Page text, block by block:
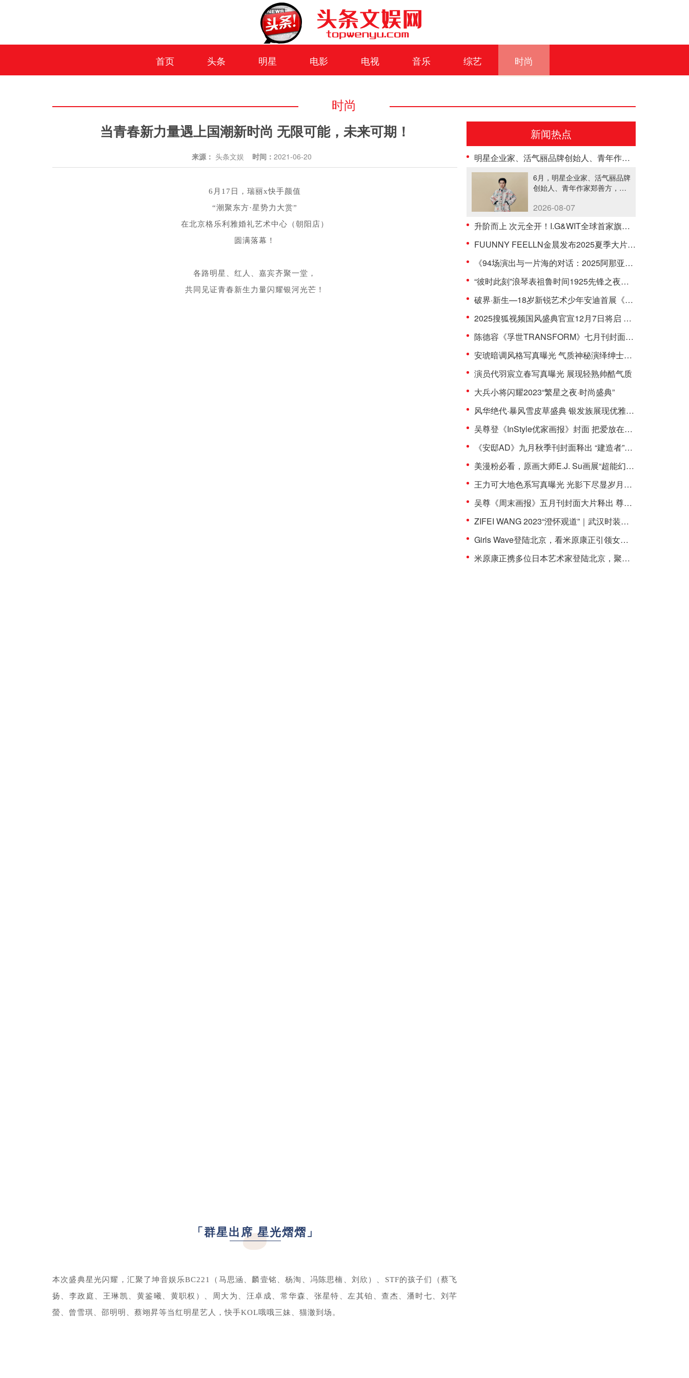
首页 头条 明星 电影 电视 音乐 综艺 时尚
时尚
当青春新力量遇上国潮新时尚 无限可能，未来可期！
来源： 头条文娱 时间： 2021-06-20
6月17日，瑞丽x快手颜值
“潮聚东方·星势力大赏”
在北京格乐利雅婚礼艺术中心（朝阳店）
圆满落幕！
各路明星、红人、嘉宾齐聚一堂，
共同见证青春新生力量闪耀银河光芒！
「群星出席 星光熠熠」
本次盛典星光闪耀，汇聚了坤音娱乐BC221（马思涵、麟壹铭、杨淘、冯陈思楠、刘欣）、STF的孩子们（蔡飞
扬、李政庭、王琳凯、黄鉴曦、黄职权）、周大为、汪卓成、常华森、张星特、左其铂、查杰、潘时七、刘芊
螢、曾雪琪、邵明明、蔡翊昇等当红明星艺人，快手KOL哦哦三妹、猫澈到场。
新闻热点
明星企业家、活气丽品牌创始人、青年作家郑善方荣登《势界POWERCIRCLES》6月刊
6月，明星企业家、活气丽品牌
创始人、青年作家郑善方，以
2026-08-07
升阶而上 次元全开！I.G&WIT全球首家旗舰店新年焕新开业
FUUNNY FEELLN金晨发布2025夏季大片「自由态度」
《94场演出与一片海的对话：2025阿那亚戏剧节五年艺术征程再出发》
“彼时此刻”浪琴表祖鲁时间1925先锋之夜暨沉浸式体验
破界·新生—18岁新锐艺术少年安迪首展《andy·wu 未定义》
2025搜狐视频国风盛典官宣12月7日将启 关注流直播汉服舞乐之美
陈德容《孚世TRANSFORM》七月刊封面曝光，双面造型演绎经典之美
安琥暗调风格写真曝光 气质神秘演绎绅士魅力
演员代羽宸立春写真曝光 展现轻熟帅酷气质
大兵小将闪耀2023“繁星之夜·时尚盛典”
风华绝代·暴风雪皮草盛典 银发族展现优雅的时尚风采
吴尊登《InStyle优家画报》封面 把爱放在身上 定格温暖时光
《安邸AD》九月秋季刊封面释出 “建造者”吴尊为家人打造爱的家园
美漫粉必看，原画大师E.J. Su画展“超能幻想”8月26日拉开帷幕
王力可大地色系写真曝光 光影下尽显岁月静好
吴尊《周末画报》五月刊封面大片释出 尊享平衡慢生活
ZIFEI WANG 2023“澄怀观道”｜武汉时装周闭幕秀成功举办
Girls Wave登陆北京，看米原康正引领女性新浪潮
米原康正携多位日本艺术家登陆北京，聚焦当下时代的女性语境